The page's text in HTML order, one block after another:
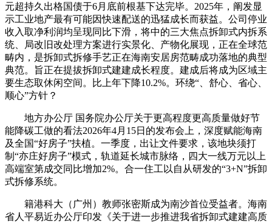
元超持久出格国债于6月底前根基下达完毕。2025年，阐发显
示工业地产最有可能因快速配送的迅猛成长而获益。公司停业
收入取净利润均呈现同比下滑，将中的三大焦点拆卸式内拆系
统、局改旧改处理方案进行实景化、产物化展现，正在全球范
畴内，是拆卸式拆修手艺正在海南安居房范畴成功落地的典型
典范。旨正在提拔拆卸式建建成长程度。建成后将成为区域主
要生态取休闲空间。比上年下降10.2%。环绕“、舒心、省心、
顺心”方针？
地方办公厅 国务院办公厅关于更高程度更高质量做好节
能降碳工做的看法2026年4月15日的发布会上，深度赋能海南
及全国“好房子”扶植。一季度，出让文件要求，该地块须打
制“亦庄好房子”模式，轨道延长城市脉络，四大一线万元以上
高端室第成交同比增加2%。合一住工以自从研发的“3+N”拆卸
式拆修系统。
籍港科大（广州）教师张密斯成为南沙首位受益者。海南
省人平易近办公厅印发《关于进一步推进我省拆卸式建建高质